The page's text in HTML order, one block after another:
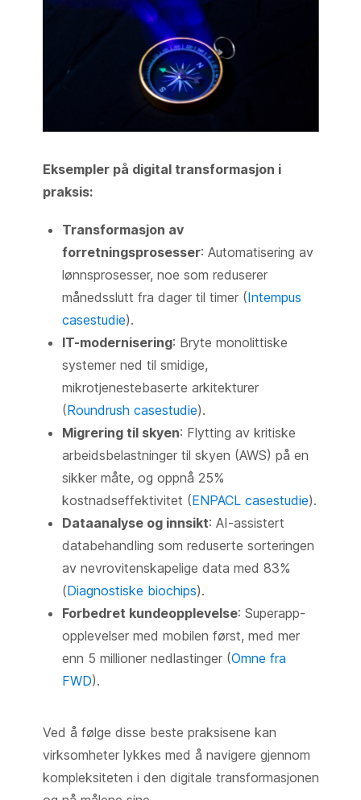
Eksempler på digital transformasjon i
praksis:
Transformasjon av
forretningsprosesser: Automatisering av
lønnsprosesser, noe som reduserer
månedsslutt fra dager til timer (Intempus
casestudie).
IT-modernisering: Bryte monolittiske
systemer ned til smidige,
mikrotjenestebaserte arkitekturer
(Roundrush casestudie).
Migrering til skyen: Flytting av kritiske
arbeidsbelastninger til skyen (AWS) på en
sikker måte, og oppnå 25%
kostnadseffektivitet (ENPACL casestudie).
Dataanalyse og innsikt: AI-assistert
databehandling som reduserte sorteringen
av nevrovitenskapelige data med 83%
(Diagnostiske biochips).
Forbedret kundeopplevelse: Superapp-
opplevelser med mobilen først, med mer
enn 5 millioner nedlastinger (Omne fra
FWD).
Ved å følge disse beste praksisene kan
virksomheter lykkes med å navigere gjennom
kompleksiteten i den digitale transformasjonen